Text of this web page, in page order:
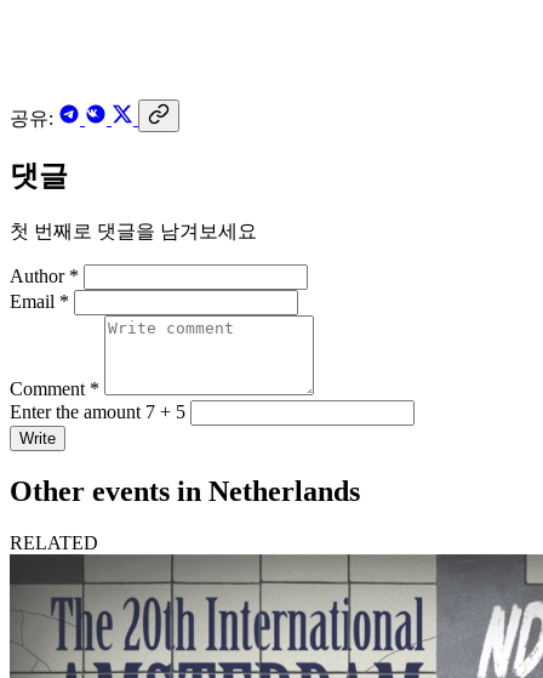
공유:
댓글
첫 번째로 댓글을 남겨보세요
Author *
Email *
Comment *
Enter the amount 7 + 5
Write
Other events in Netherlands
RELATED